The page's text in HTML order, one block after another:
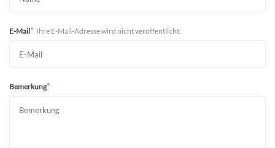
E-Mail* Ihre E-Mail-Adresse wird nicht veröffentlicht.
Bemerkung*